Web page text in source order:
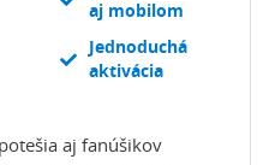
aj mobilom
Jednoduchá
aktivácia
aj fanúšikov